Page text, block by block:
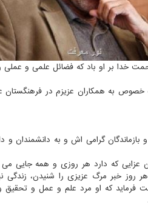
خدا بر او باد که فضائل علمی و عملی
خصوص به همکاران عزیزم در
بازماندگان گرامی اش و به دانشمندان و
عزایی که دارد هر روزی و همه جایی
روز خبر مرگ عزیزی را شنیدن، زندگی
فرماید که او مرد علم و عمل و